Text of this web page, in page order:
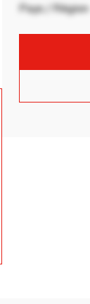
Pays / Région